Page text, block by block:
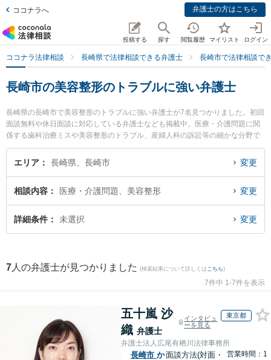
ココナラへ 弁護士の方はこちら
投稿する 探す 閲覧履歴 マイリスト ログイン
ココナラ法律相談 長崎県で法律相談できる弁護士 長崎市で法律相談で
長崎市の美容整形のトラブルに強い弁護士
長崎県の長崎市で美容整形のトラブルに強い弁護士が7名見つかりました。初回
面談無料や休日面談に対応している弁護士なども掲載中。医療・介護問題に関
係する歯科治療ミスや美容整形のトラブル、産婦人科の訴訟等の細かな分野で
の絞り込み検索もでき便利です。特に虎ノ門法律経済事務所 長崎支店の鮎川 泰
輔弁護士や弁護士法人山本・坪井綜合法律事務所 長崎オフィスの寺町 直人弁護
ルのトラブルを今すぐに弁護士に相談したい』『美容整形のトラブルのトラブ
ル解決の実績豊富な近くの弁護士を検索したい』『初回相談無料で美容整形の
トラブルを法律相談できる長崎市内の弁護士に相談予約したい』などでお困り
エリア 長崎県、長崎市 変更
相談内容 医療・介護問題、美容整形 変更
詳細条件 未選択 変更
7 人の弁護士が見つかりました (検索結果について詳しくは こちら)
7件中 1-7件を表示
五十嵐 沙
織 弁護士
インタビュ
ーを見る
東京都
弁護士法人広尾有栖川法律事務所
長崎市 か面談方法(対面・
営業時間：1